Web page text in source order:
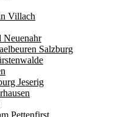
Villach
Neuenahr
Salzburg
Jeserig
Pettenfirst